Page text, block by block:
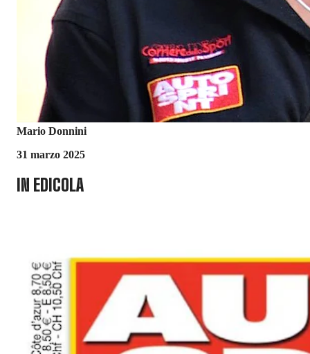
Mario Donnini
31 marzo 2025
IN EDICOLA